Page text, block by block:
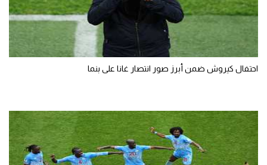
احتفال كيروش ضمن أبرز صور انتصار غانا على بنما